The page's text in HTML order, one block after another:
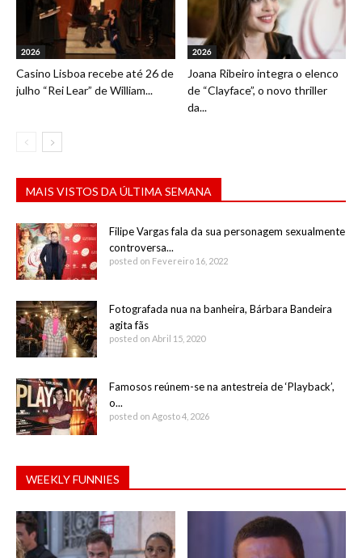
2026
Casino Lisboa recebe até 26 de
julho “Rei Lear” de William...
2026
Joana Ribeiro integra o elenco
de “Clayface”, o novo thriller
da...
MAIS VISTOS DA ÚLTIMA SEMANA
Filipe Vargas fala da sua personagem sexualmente
controversa...
posted on Fevereiro 16, 2022
Fotografada nua na banheira, Bárbara Bandeira
agita fãs
posted on Abril 15, 2020
Famosos reúnem-se na antestreia de ‘Playback’,
o...
posted on Agosto 4, 2026
WEEKLY FUNNIES